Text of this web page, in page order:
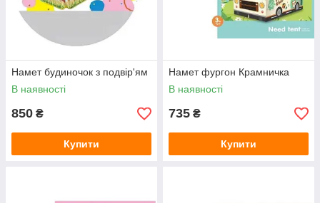
Намет будиночок з подвір'ям
В наявності
850 ₴
Купити
Намет фургон Крамничка
В наявності
735 ₴
Купити